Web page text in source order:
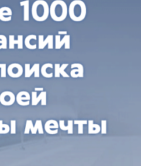
бензин будет»:
встали в очереди за
что происходит на